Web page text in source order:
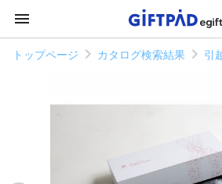
トップページ カタログ検索結果 引